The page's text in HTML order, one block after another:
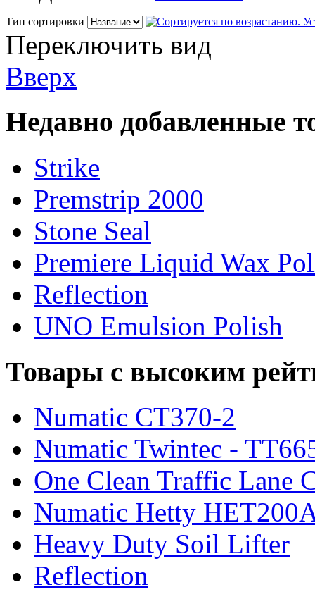
Тип сортировки
Переключить вид
Вверх
Недавно добавленные
Strike
Premstrip 2000
Stone Seal
Premiere Liquid Wax
Reflection
UNO Emulsion Polish
Товары с высоким
Numatic CT370-2
Numatic Twintec -
One Clean Traffic Lane
Numatic Hetty
Heavy Duty Soil Lifter
Reflection